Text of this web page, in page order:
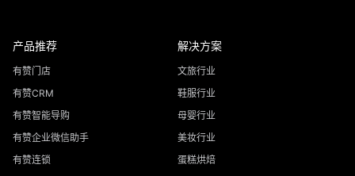
产品推荐
有赞门店
有赞CRM
有赞智能导购
有赞企业微信助手
有赞连锁
解决方案
文旅行业
鞋服行业
母婴行业
美妆行业
蛋糕烘焙